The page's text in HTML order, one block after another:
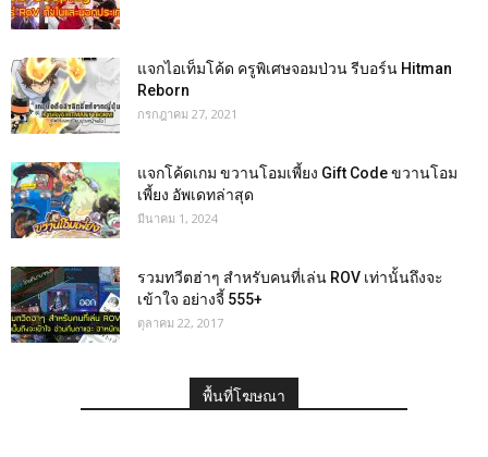
แจกไอเท็มโค้ด ครูพิเศษจอมป่วน รีบอร์น Hitman
Reborn
กรกฎาคม 27, 2021
แจกโค้ดเกม ขวานโอมเพี้ยง Gift Code ขวานโอม
เพี้ยง อัพเดทล่าสุด
มีนาคม 1, 2024
รวมทวีตฮ่าๆ สำหรับคนที่เล่น ROV เท่านั้นถึงจะ
เข้าใจ อย่างจี้ 555+
ตุลาคม 22, 2017
พื้นที่โฆษณา